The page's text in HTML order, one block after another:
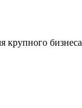
крупного бизнеса